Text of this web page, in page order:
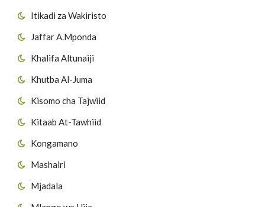
Itikadi za Wakiristo
Jaffar A.Mponda
Khalifa Altunaiji
Khutba Al-Juma
Kisomo cha Tajwiid
Kitaab At-Tawhiid
Kongamano
Mashairi
Mjadala